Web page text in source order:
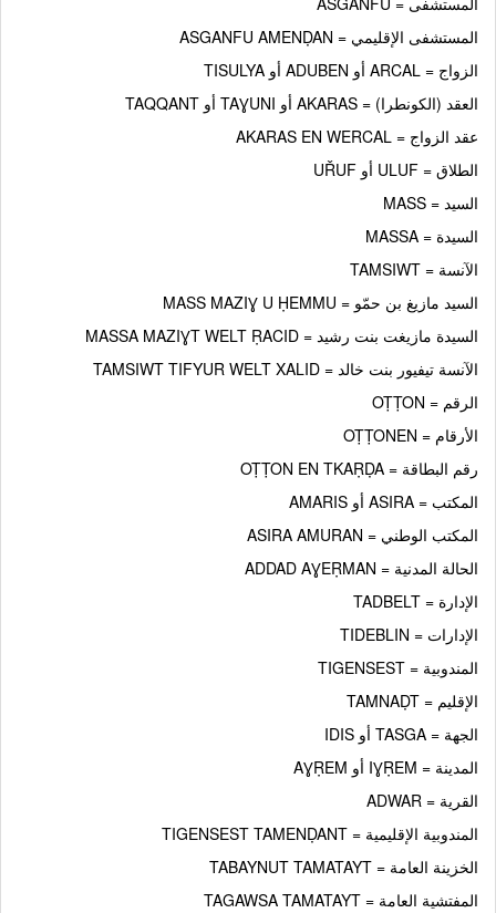
المستشفى الإقليمي = ASGANFU AMENḌAN
الزواج = ARCAL أو ADUBEN أو TISULYA
العقد (الكونطرا) = AKARAS أو TAƔUNI أو TAQQANT
عقد الزواج = AKARAS EN WERCAL
الطلاق = ULUF أو UŘUF
السيد = MASS
السيدة = MASSA
الآنسة = TAMSIWT
السيد مازيغ بن حمّو = MASS MAZIƔ U ḤEMMU
السيدة مازيغت بنت رشيد = MASSA MAZIƔT WELT ṚACID
الآنسة تيفيور بنت خالد = TAMSIWT TIFYUR WELT XALID
الرقم = OṬṬON
الأرقام = OṬṬONEN
رقم البطاقة = OṬṬON EN TKAṚḌA
المكتب = ASIRA أو AMARIS
المكتب الوطني = ASIRA AMURAN
الحالة المدنية = ADDAD AƔEṚMAN
الإدارة = TADBELT
الإدارات = TIDEBLIN
المندوبية = TIGENSEST
الإقليم = TAMNAḌT
الجهة = TASGA أو IDIS
المدينة = IƔṚEM أو AƔṚEM
القرية = ADWAR
المندوبية الإقليمية = TIGENSEST TAMENḌANT
الخزينة العامة = TABAYNUT TAMATAYT
المفتشية العامة = TAGAWSA TAMATAYT